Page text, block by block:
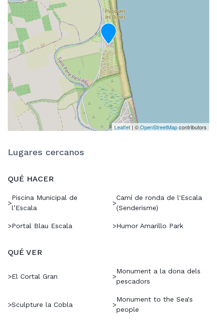
Leaflet| ©OpenStreetMapcontributors
Lugares cercanos
QUÉ HACER
>
Piscina Municipal de
l’Escala
>
Camí de ronda de l'Escala
(Senderisme)
>Portal Blau Escala >Humor Amarillo Park
QUÉ VER
>El Cortal Gran >
Monument a la dona dels
pescadors
>Sculpture la Cobla >
Monument to the Sea's
people